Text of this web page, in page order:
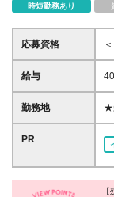
時短勤務あり
応募資格
お
給与
給
勤務地
★
■
ス
└東京
PR